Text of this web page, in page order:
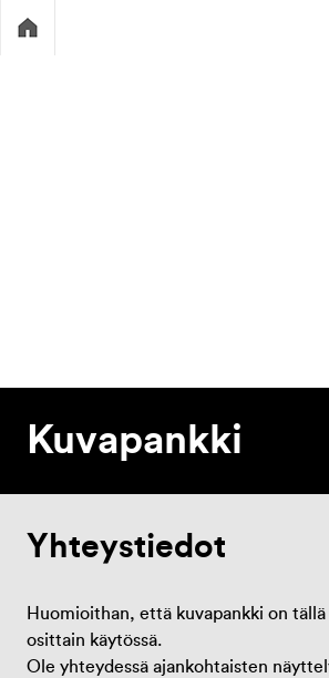
Kuvapankki
Yhteystiedot
Huomioithan, että kuvapankki on
osittain käytössä.
Ole yhteydessä ajankohtaisten